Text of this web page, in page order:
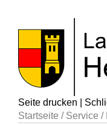
Seite drucken
Startseite / Service /